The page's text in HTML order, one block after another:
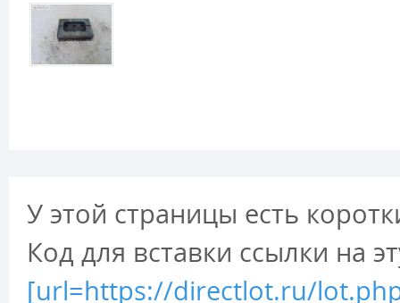
У этой страницы есть
Код для вставки ссылки на
[url=https://directlot.ru/